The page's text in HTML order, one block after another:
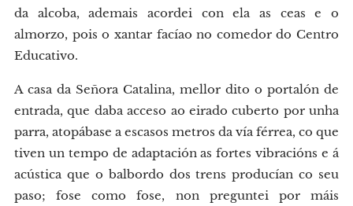
da alcoba, ademais acordei con ela as ceas e o
almorzo, pois o xantar facíao no comedor do Centro
Educativo.
A casa da Señora Catalina, mellor dito o portalón de
entrada, que daba acceso ao eirado cuberto por unha
parra, atopábase a escasos metros da vía férrea, co que
tiven un tempo de adaptación as fortes vibracións e á
acústica que o balbordo dos trens producían co seu
paso; fose como fose, non preguntei por máis